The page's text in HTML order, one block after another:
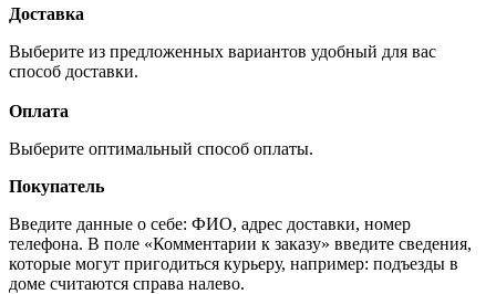
Доставка
Выберите из предложенных вариантов удобный для вас
способ доставки.
Оплата
Выберите оптимальный способ оплаты.
Покупатель
Введите данные о себе: ФИО, адрес доставки, номер
телефона. В поле «Комментарии к заказу» введите сведения,
которые могут пригодиться курьеру, например: подъезды в
доме считаются справа налево.